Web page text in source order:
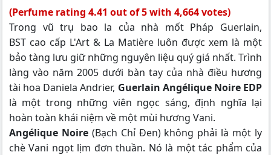
(Perfume rating 4.41 out of 5 with 4,664 votes)
Trong vũ trụ bao la của nhà mốt Pháp Guerlain,
BST cao cấp L'Art & La Matière luôn được xem là một
bảo tàng lưu giữ những nguyên liệu quý giá nhất. Trình
làng vào năm 2005 dưới bàn tay của nhà điều hương
tài hoa Daniela Andrier, Guerlain Angélique Noire EDP
là một trong những viên ngọc sáng, định nghĩa lại
hoàn toàn khái niệm về một mùi hương Vani.
Angélique Noire(Bạch Chỉ Đen) không phải là một ly
chè Vani ngọt lịm đơn thuần. Nó là một tác phẩm của